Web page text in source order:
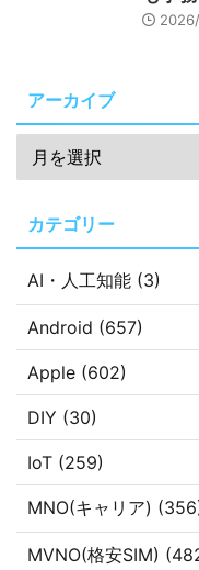
アーカイブ
カテゴリー
AI・人工知能 (3)
Android (657)
Apple (602)
DIY (30)
IoT (259)
MNO(キャリア)
MVNO(格安SIM)